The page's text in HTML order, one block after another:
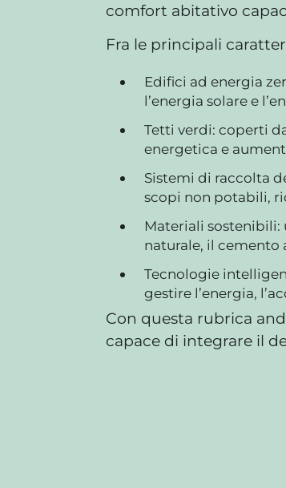
comfort abitativo
Fra le principali
Edifici ad energia
l’energia solare e
Tetti verdi: coperti
energetica e
Sistemi di raccolta
scopi non potabili,
Materiali
naturale, il cemento
Tecnologie
gestire l’energia,
Con questa rubrica
capace di integrare il